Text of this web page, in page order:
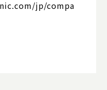
jp/compa